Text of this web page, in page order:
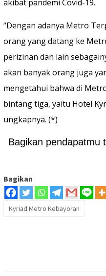
akibat pandemi Covid-19.
“Dengan adanya Metro
orang yang datang ke
perizinan dan lain
akan banyak orang juga
mengetahui bahwa di
bintang tiga, yaitu Hotel
ungkapnya. (*)
Bagikan pendapatmu
Bagikan
Kyriad Metro Kebayoran